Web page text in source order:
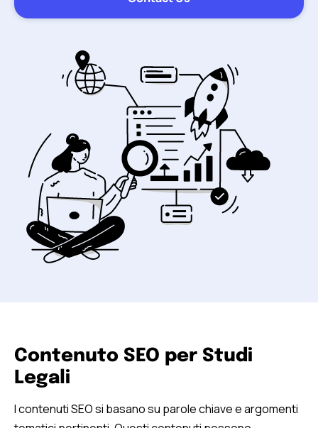
Contenuto SEO per Studi
Legali
I contenuti SEO si basano su parole chiave e argomenti